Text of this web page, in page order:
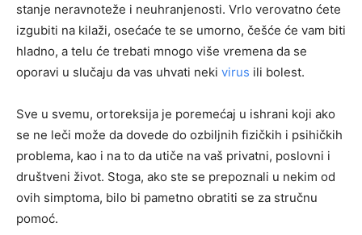
stanje neravnoteže i neuhranjenosti. Vrlo verovatno ćete
izgubiti na kilaži, osećaće te se umorno, češće će vam biti
hladno, a telu će trebati mnogo više vremena da se
oporavi u slučaju da vas uhvati neki virus ili bolest.
Sve u svemu, ortoreksija je poremećaj u ishrani koji ako
se ne leči može da dovede do ozbiljnih fizičkih i psihičkih
problema, kao i na to da utiče na vaš privatni, poslovni i
društveni život. Stoga, ako ste se prepoznali u nekim od
ovih simptoma, bilo bi pametno obratiti se za stručnu
pomoć.